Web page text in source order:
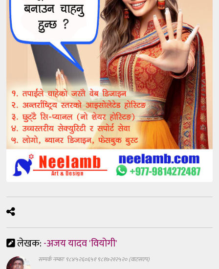
लेखक:-अजय यादव 'वियोगी'
सम्पर्क नम्बरः ९८४५२६०६५१ ९८१७२१२५२० (वाटसएप)